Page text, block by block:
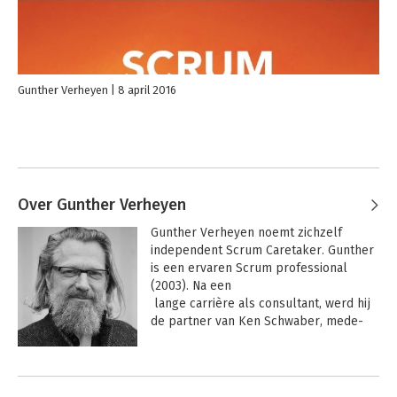
Gunther Verheyen 8 april 2016
Over Gunther Verheyen
Gunther Verheyen noemt zichzelf
independent Scrum Caretaker. Gunther
is een ervaren Scrum professional
(2003). Na een
de partner van Ken Schwaber, mede-
Scrum aanbod (2013-2016).
Andere boeken door Gunther